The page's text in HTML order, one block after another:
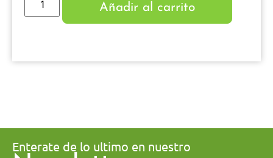
Añadir al carrito
Enterate de lo ultimo en nuestro